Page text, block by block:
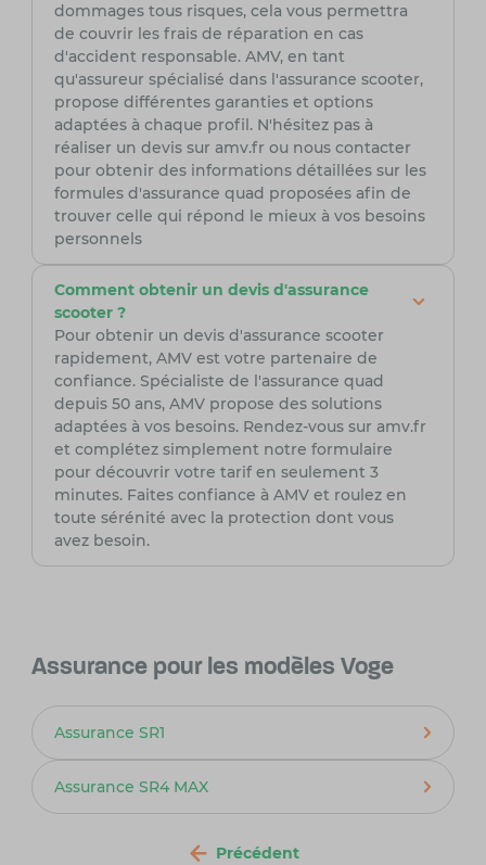
dommages tous risques, cela vous permettra
de couvrir les frais de réparation en cas
d'accident responsable. AMV, en tant
qu'assureur spécialisé dans l'assurance scooter,
propose différentes garanties et options
adaptées à chaque profil. N'hésitez pas à
réaliser un devis sur amv.fr ou nous contacter
pour obtenir des informations détaillées sur les
formules d'assurance quad proposées afin de
trouver celle qui répond le mieux à vos besoins
personnels
Comment obtenir un devis d'assurance
scooter ?
Pour obtenir un devis d'assurance scooter
rapidement, AMV est votre partenaire de
confiance. Spécialiste de l'assurance quad
depuis 50 ans, AMV propose des solutions
adaptées à vos besoins. Rendez-vous sur amv.fr
et complétez simplement notre formulaire
pour découvrir votre tarif en seulement 3
minutes. Faites confiance à AMV et roulez en
toute sérénité avec la protection dont vous
avez besoin.
Assurance pour les modèles Voge
Assurance SR1
Assurance SR4 MAX
Précédent